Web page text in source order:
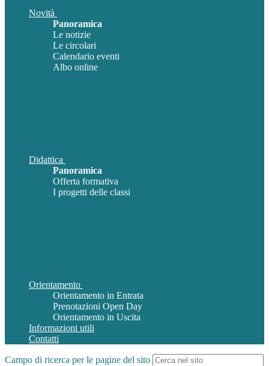
Novità
Panoramica
Le notizie
Le circolari
Calendario eventi
Albo online
Didattica
Panoramica
Offerta formativa
I progetti delle classi
Orientamento
Orientamento in Entrata
Prenotazioni Open Day
Orientamento in Uscita
Informazioni utili
Contatti
Campo di ricerca per le pagine del sito